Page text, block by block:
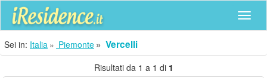
Sei in: Italia Piemonte Vercelli
Risultati da 1 a 1 di 1